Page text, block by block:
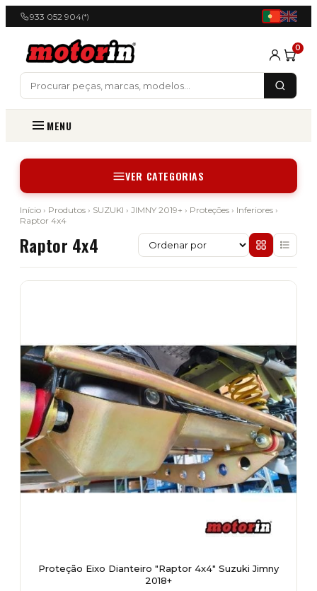
933 052 904(*)
0
MENU
VER CATEGORIAS
Início › Produtos › SUZUKI › JIMNY 2019+ › Proteções › Inferiores ›
Raptor 4x4
Raptor 4x4
Proteção Eixo Dianteiro "Raptor 4x4" Suzuki Jimny
2018+